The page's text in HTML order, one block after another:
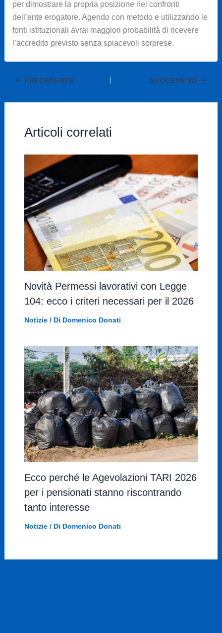
per dimostrare la propria posizione nei confronti
dell’ente erogatore. Agendo con metodo e utilizzando le
fonti istituzionali avrai maggiori probabilità di ricevere
l’accredito previsto senza spiacevoli sorprese.
PRECEDENTE SUCCESSIVO
Articoli correlati
Novità Permessi lavorativi con Legge
104: ecco i criteri necessari per il 2026
Notizie/ Di Domenico Donati
Ecco perché le Agevolazioni TARI 2026
per i pensionati stanno riscontrando
tanto interesse
Notizie/ Di Domenico Donati